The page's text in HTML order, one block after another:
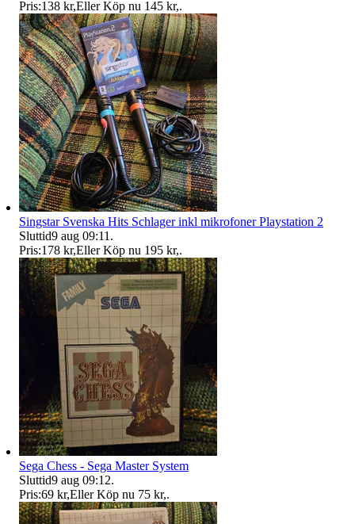
Pris:138 kr,Eller Köp nu 145 kr,.
Singstar Svenska Hits Schlager inkl mikrofoner Playstation 2
Sluttid9 aug 09:11 .
Pris:178 kr,Eller Köp nu 195 kr,.
Sega Chess - Sega Master System
Sluttid9 aug 09:12.
Pris:69 kr,Eller Köp nu 75 kr,.